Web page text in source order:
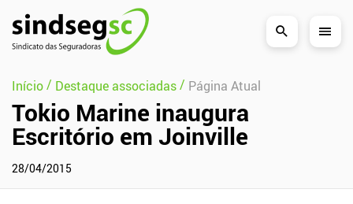
Pular Navegação (s)
Início/ Destaque associadas/ Página Atual
Tokio Marine inaugura
Escritório em Joinville
28/04/2015